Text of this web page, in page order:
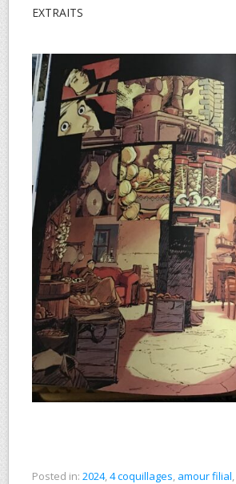
EXTRAITS
Posted in: 2024,4 coquillages, amour filial,